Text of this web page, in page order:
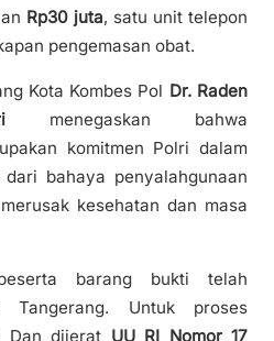
Rp30 juta, satu unit telepon
pengemasan obat.
Kota Kombes Pol Dr. Raden
menegaskan bahwa
komitmen Polri dalam
bahaya penyalahgunaan
kesehatan dan masa
barang bukti telah
Tangerang. Untuk proses
Dan dijerat UU RI Nomor 17